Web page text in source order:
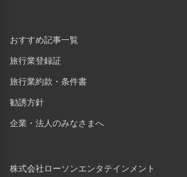
おすすめ記事一覧
旅行業登録証
旅行業約款・条件書
勧誘方針
企業・法人のみなさまへ
株式会社ローソンエンタテインメント